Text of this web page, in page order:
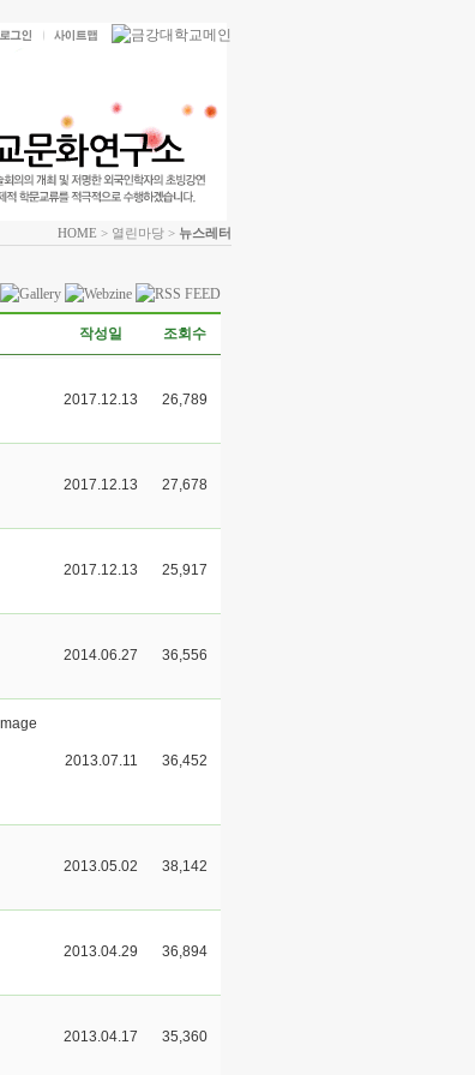
HOME > 열린마당 > 뉴스레터
작성일 조회수
2017.12.13 26,789
2017.12.13 27,678
2017.12.13 25,917
2014.06.27 36,556
2013.07.11 36,452
2013.05.02 38,142
2013.04.29 36,894
2013.04.17 35,360